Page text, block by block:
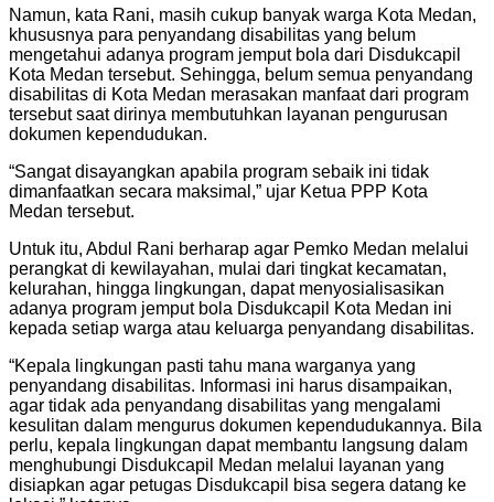
Namun, kata Rani, masih cukup banyak warga Kota Medan,
khususnya para penyandang disabilitas yang belum
mengetahui adanya program jemput bola dari Disdukcapil
Kota Medan tersebut. Sehingga, belum semua penyandang
disabilitas di Kota Medan merasakan manfaat dari program
tersebut saat dirinya membutuhkan layanan pengurusan
dokumen kependudukan.
“Sangat disayangkan apabila program sebaik ini tidak
dimanfaatkan secara maksimal,” ujar Ketua PPP Kota
Medan tersebut.
Untuk itu, Abdul Rani berharap agar Pemko Medan melalui
perangkat di kewilayahan, mulai dari tingkat kecamatan,
kelurahan, hingga lingkungan, dapat menyosialisasikan
adanya program jemput bola Disdukcapil Kota Medan ini
kepada setiap warga atau keluarga penyandang disabilitas.
“Kepala lingkungan pasti tahu mana warganya yang
penyandang disabilitas. Informasi ini harus disampaikan,
agar tidak ada penyandang disabilitas yang mengalami
kesulitan dalam mengurus dokumen kependudukannya. Bila
perlu, kepala lingkungan dapat membantu langsung dalam
menghubungi Disdukcapil Medan melalui layanan yang
disiapkan agar petugas Disdukcapil bisa segera datang ke